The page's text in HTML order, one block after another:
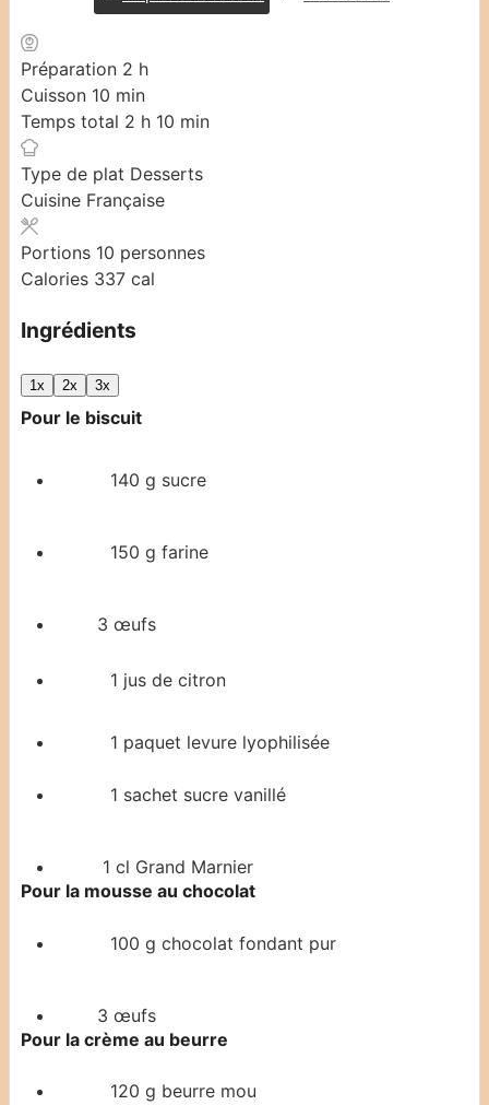
Préparation 2 heures
h
Cuisson 10 minutes
min
Temps total 2 heures
h 10 minutes
min
Type de plat Desserts
Cuisine Française
Portions 10 personnes
Calories 337 cal
Ingrédients
1x 2x 3x
Pour le biscuit
140 g sucre
150 g farine
3 œufs
1 jus de citron
1 paquet levure lyophilisée
1 sachet sucre vanillé
1 cl Grand Marnier
Pour la mousse au chocolat
100 g chocolat fondant pur
3 œufs
Pour la crème au beurre
120 g beurre mou